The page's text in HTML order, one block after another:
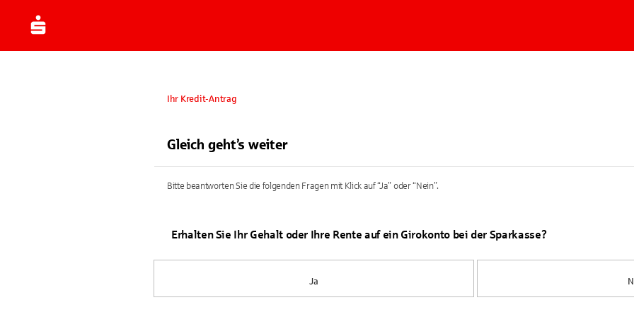
Ihr Kredit-Antrag
Gleich geht’s weiter
Bitte beantworten Sie die folgenden Fragen mit Klick auf “Ja” oder “Nein”.
Erhalten Sie Ihr Gehalt oder Ihre Rente auf ein Girokonto bei der Sparkasse?
Ja